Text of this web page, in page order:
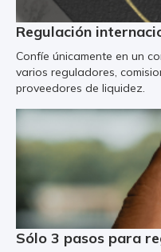
Regulación
Confíe únicamente en un
varios reguladores,
proveedores de liquidez.
Sólo 3 pasos para